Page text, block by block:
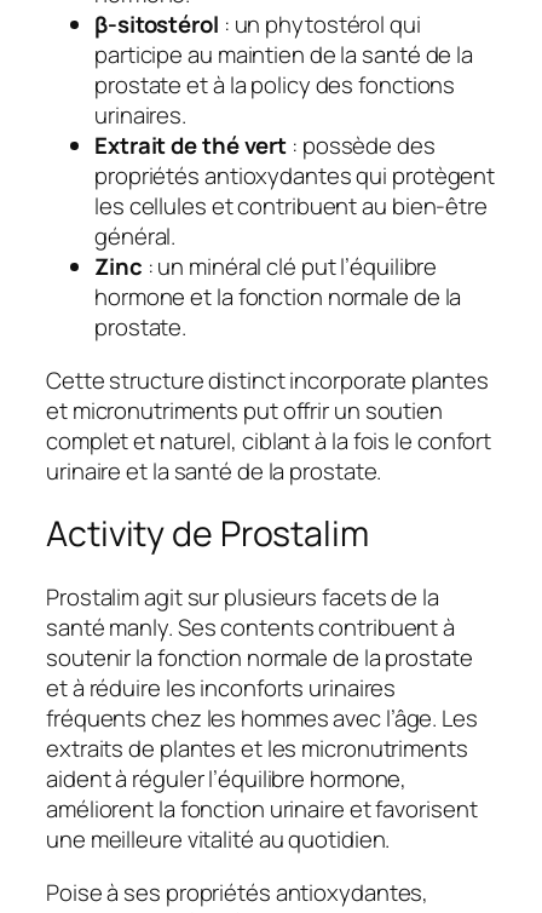
β-sitostérol : un phytostérol qui
participe au maintien de la santé de la
prostate et à la policy des fonctions
urinaires.
Extrait de thé vert : possède des
propriétés antioxydantes qui protègent
les cellules et contribuent au bien-être
général.
Zinc : un minéral clé put l’équilibre
hormone et la fonction normale de la
prostate.
Cette structure distinct incorporate plantes
et micronutriments put offrir un soutien
complet et naturel, ciblant à la fois le confort
urinaire et la santé de la prostate.
Activity de Prostalim
Prostalim agit sur plusieurs facets de la
santé manly. Ses contents contribuent à
soutenir la fonction normale de la prostate
et à réduire les inconforts urinaires
fréquents chez les hommes avec l’âge. Les
extraits de plantes et les micronutriments
aident à réguler l’équilibre hormone,
améliorent la fonction urinaire et favorisent
une meilleure vitalité au quotidien.
Poise à ses propriétés antioxydantes,